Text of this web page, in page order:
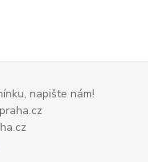
napište nám!